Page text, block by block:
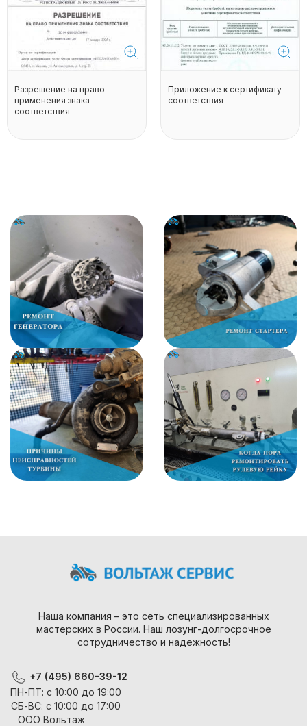
Разрешение на право
применения знака
соответствия
Приложение к сертификату
соответствия
Наша компания – это сеть специализированных
мастерских в России. Наш лозунг-долгосрочное
сотрудничество и надежность!
+7 (495) 660-39-12
ПН-ПТ: с 10:00 до 19:00
СБ-ВС: с 10:00 до 17:00
ООО Вольтаж